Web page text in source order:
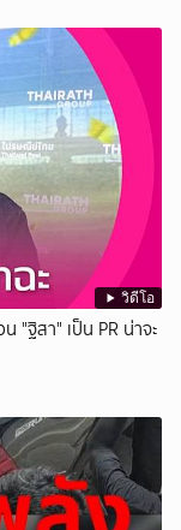
วิดีโอ
"ฐิสา" เป็น PR น่าจะ